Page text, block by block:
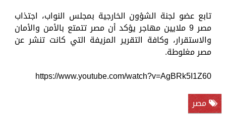
تابع عضو لجنة الشؤون الخارجية بمجلس النواب، اجتذاب
مصر 9 ملايين مهاجر يؤكد أن مصر تتمتع بالأمن والأمان
والاستقرار، وكافة التقرير المزيفة التي كانت تنشر عن
مصر مغلوطة.
https://www.youtube.com/watch?v=AgBRk5I1Z60
مصر